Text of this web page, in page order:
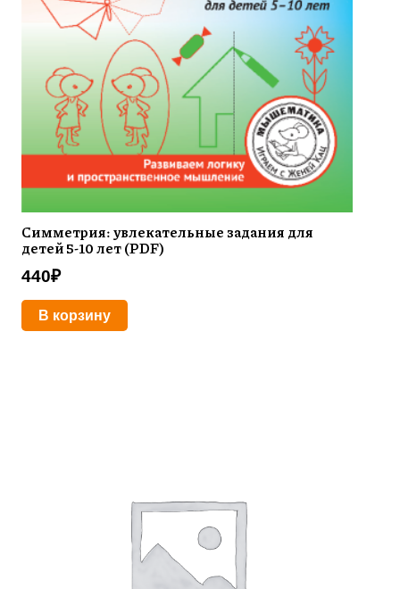
Симметрия: увлекательные задания для
детей 5-10 лет (PDF)
440₽
В корзину